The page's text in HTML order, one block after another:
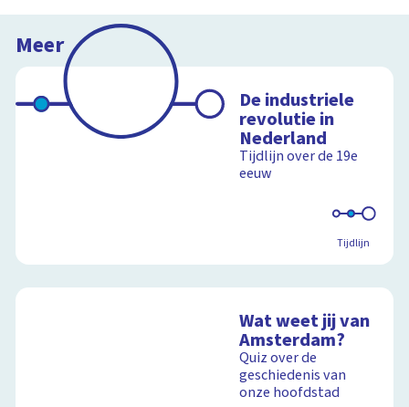
Meer
De industriele
revolutie in
Nederland
Tijdlijn over de 19e
eeuw
Tijdlijn
Wat weet jij van
Amsterdam?
Quiz over de
geschiedenis van
onze hoofdstad